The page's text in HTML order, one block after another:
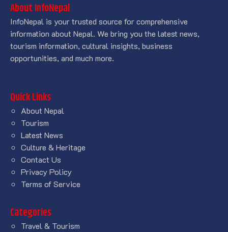
About InfoNepal
InfoNepal is your trusted source for comprehensive
information about Nepal. We bring you the latest news,
tourism information, cultural insights, business
opportunities, and much more.
Quick Links
About Nepal
Tourism
Latest News
Culture & Heritage
Contact Us
Privacy Policy
Terms of Service
Categories
Travel & Tourism